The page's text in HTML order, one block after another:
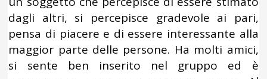
dagli altri, si percepisce gradevole ai pari,
pensa di piacere e di essere interessante alla
maggior parte delle persone. Ha molti amici,
si sente ben inserito nel gruppo ed è